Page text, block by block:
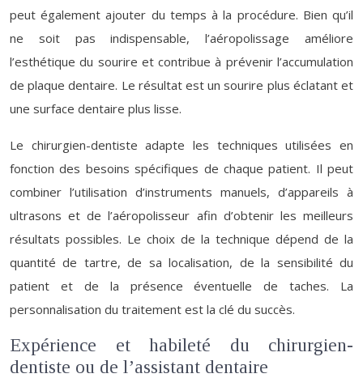
peut également ajouter du temps à la procédure. Bien qu’il
ne soit pas indispensable, l’aéropolissage améliore
l’esthétique du sourire et contribue à prévenir l’accumulation
de plaque dentaire. Le résultat est un sourire plus éclatant et
une surface dentaire plus lisse.
Le chirurgien-dentiste adapte les techniques utilisées en
fonction des besoins spécifiques de chaque patient. Il peut
combiner l’utilisation d’instruments manuels, d’appareils à
ultrasons et de l’aéropolisseur afin d’obtenir les meilleurs
résultats possibles. Le choix de la technique dépend de la
quantité de tartre, de sa localisation, de la sensibilité du
patient et de la présence éventuelle de taches. La
personnalisation du traitement est la clé du succès.
Expérience et habileté du chirurgien-
dentiste ou de l’assistant dentaire